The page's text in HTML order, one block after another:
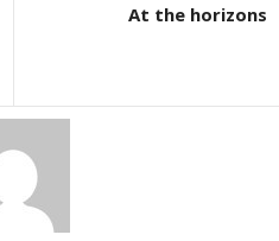
At the horizons